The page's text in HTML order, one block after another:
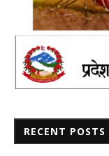
RECENT POSTS